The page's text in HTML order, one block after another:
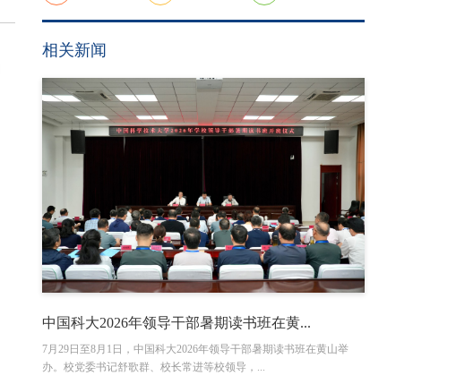
相关新闻
中国科大2026年领导干部暑期读书班在黄...
7月29日至8月1日，中国科大2026年领导干部暑期读书班在黄山举
办。校党委书记舒歌群、校长常进等校领导，...